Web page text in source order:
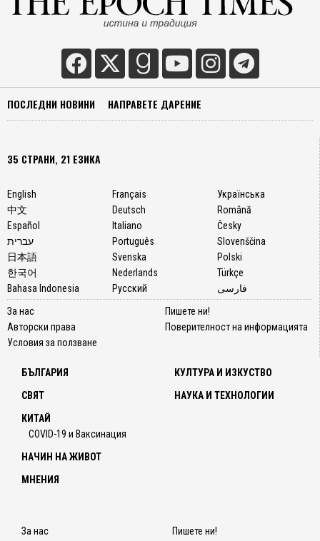
ПОСЛЕДНИ НОВИНИ НАПРАВЕТЕ ДАРЕНИЕ
35 СТРАНИ, 21 ЕЗИКА
English
中文
Español
עברית
日本語
한국어
Bahasa Indonesia
Français
Deutsch
Italiano
Português
Svenska
Nederlands
Русский
Українська
Română
Česky
Slovenščina
Polski
Türkçe
فارسی
За нас
Авторски права
Условия за ползване
Пишете ни!
Поверителност на информацията
БЪЛГАРИЯ
СВЯТ
КИТАЙ
COVID-19 и Ваксинация
КУЛТУРА И ИЗКУСТВО
НАУКА И ТЕХНОЛОГИИ
НАЧИН НА ЖИВОТ
МНЕНИЯ
За нас
Пишете ни!